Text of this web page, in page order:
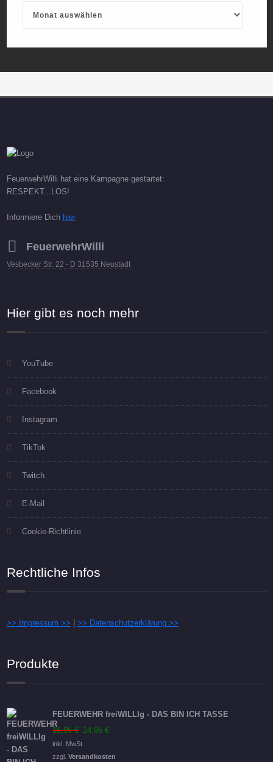
FeuerwehrWilli hat eine Kampagne gestartet:
RESPEKT...LOS!
Informiere Dich hier
FeuerwehrWilli
Vesbecker Str. 22 - D 31535 Neustadt
Hier gibt es noch mehr
YouTube
Facebook
Instagram
TikTok
Twitch
E-Mail
Cookie-Richtlinie
Rechtliche Infos
>> Impressum >> >> Datenschutzerklärung >>
Produkte
FEUERWEHR freiWILLIg - DAS BIN ICH TASSE
16,95€ Ursprünglicher
Preis
war:
14,95 €
ist:
inkl. MwSt.
zzgl. Versandkosten